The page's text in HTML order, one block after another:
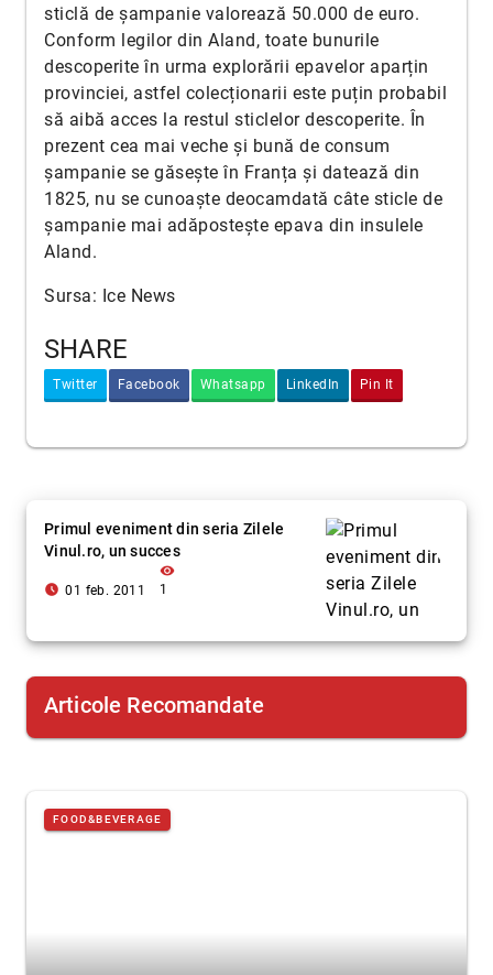
sticlă de șampanie valorează 50.000 de euro.
Conform legilor din Aland, toate bunurile
descoperite în urma explorării epavelor aparțin
provinciei, astfel colecționarii este puțin probabil
să aibă acces la restul sticlelor descoperite. În
prezent cea mai veche și bună de consum
șampanie se găsește în Franța și datează din
1825, nu se cunoaște deocamdată câte sticle de
șampanie mai adăpostește epava din insulele
Aland.
Sursa: Ice News
SHARE
Twitter Facebook Whatsapp LinkedIn Pin It
Primul eveniment din seria Zilele
Vinul.ro, un succes
access_time_filled 01 feb. 2011
visibility
1
Articole Recomandate
FOOD&BEVERAGE